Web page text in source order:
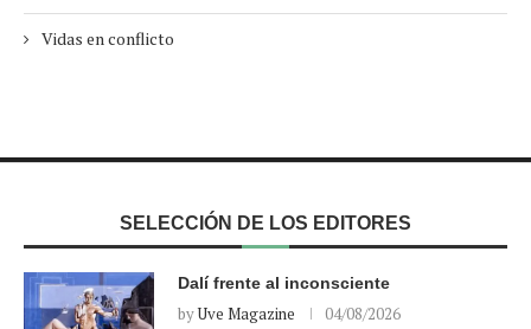
Vidas en conflicto
SELECCIÓN DE LOS EDITORES
Dalí frente al inconsciente
byUve Magazine 04/08/2026